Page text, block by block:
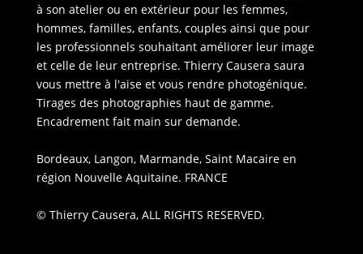
à son atelier ou en extérieur pour les femmes,
hommes, familles, enfants, couples ainsi que pour
les professionnels souhaitant améliorer leur image
et celle de leur entreprise. Thierry Causera saura
vous mettre à l'aise et vous rendre photogénique.
Tirages des photographies haut de gamme.
Encadrement fait main sur demande.
Bordeaux, Langon, Marmande, Saint Macaire en
région Nouvelle Aquitaine. FRANCE
© Thierry Causera, ALL RIGHTS RESERVED.